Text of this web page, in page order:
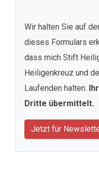
Wir halten Sie auf
dieses Formulars
dass mich Stift
Heiligenkreuz und
Laufenden halten.
Dritte übermittelt.
Jetzt für